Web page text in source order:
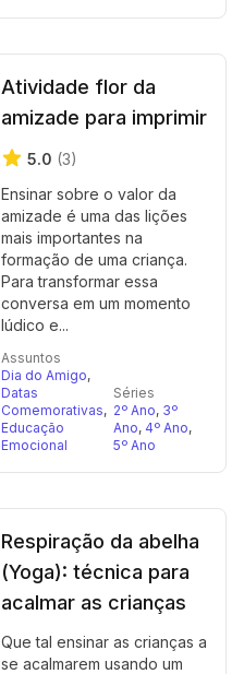
Atividade flor da
amizade para imprimir
5.0 (3)
Ensinar sobre o valor da
amizade é uma das lições
mais importantes na
formação de uma criança.
Para transformar essa
conversa em um momento
lúdico e...
Assuntos
Dia do Amigo,
Datas
Comemorativas,
Educação
Emocional
Séries
2º Ano, 3º
Ano, 4º Ano,
5º Ano
Respiração da abelha
(Yoga): técnica para
acalmar as crianças
Que tal ensinar as crianças a
se acalmarem usando um